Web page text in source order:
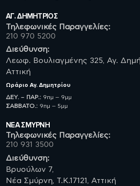
ΑΓ. ΔΗΜΗΤΡΙΟΣ
Τηλεφωνικές Παραγγελίες:
210 970 5200
Διεύθυνση:
Λεωφ. Βουλιαγμένης 325, Αγ.
Αττική
Ωράριο Αγ. Δημητρίου
ΔΕΥ. – ΠΑΡ.: 9πμ – 9μμ
ΣΑΒBATO.: 9πμ – 5μμ
ΝΈΑ ΣΜΥΡΝΗ
Τηλεφωνικές Παραγγελίες:
210 931 3500
Διεύθυνση:
Βρυούλων 7,
Νέα Σμύρνη, Τ.Κ.17121, Αττική